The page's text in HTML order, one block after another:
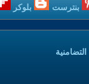
بنترست بلوكر